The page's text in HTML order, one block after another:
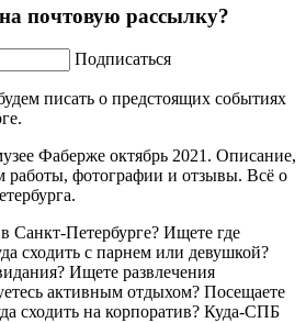
почтовую рассылку?
Подписаться
писать о предстоящих событиях
Фаберже октябрь 2021. Описание,
работы, фотографии и отзывы. Всё о
Санкт-Петербурге? Ищете где
сходить с парнем или девушкой?
Ищете развлечения
активным отдыхом? Посещаете
сходить на корпоратив? Куда-СПБ